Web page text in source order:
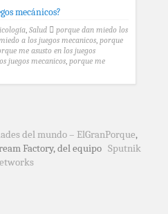
Salud
porque dan miedo los
a los juegos mecanicos porque
me asusto en los juegos
juegos mecanicos porque me
del mundo – ElGranPorque,
Factory, del equipo Sputnik